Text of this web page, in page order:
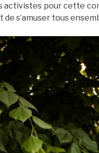
pour cette
s’amuser tous